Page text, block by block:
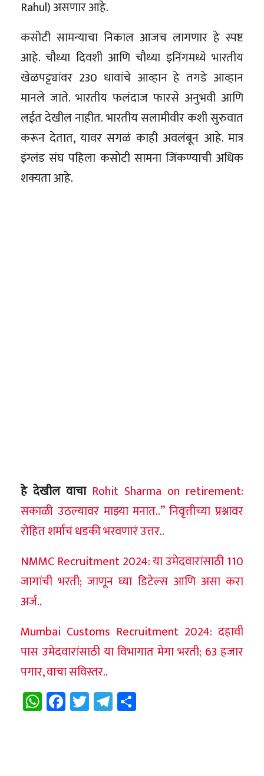
Rahul) असणार आहे.
कसोटी सामन्याचा निकाल आजच लागणार हे स्पष्ट
आहे. चौथ्या दिवशी आणि चौथ्या इनिंगमध्ये भारतीय
खेळपट्ट्यांवर 230 धावांचे आव्हान हे तगडे आव्हान
मानले जाते. भारतीय फलंदाज फारसे अनुभवी आणि
लईत देखील नाहीत. भारतीय सलामीवीर कशी सुरुवात
करून देतात, यावर सगळं काही अवलंबून आहे. मात्र
इंग्लंड संघ पहिला कसोटी सामना जिंकण्याची अधिक
शक्यता आहे.
हे देखील वाचा Rohit Sharma on retirement:
सकाळी उठल्यावर माझ्या मनात..” निवृत्तीच्या प्रश्नावर
रोहित शर्माचं धडकी भरवणारं उत्तर..
NMMC Recruitment 2024: या उमेदवारांसाठी 110
जागांची भरती; जाणून घ्या डिटेल्स आणि असा करा
अर्ज..
Mumbai Customs Recruitment 2024: दहावी
पास उमेदवारांसाठी या विभागात मेगा भरती; 63 हजार
पगार, वाचा सविस्तर..
WhatsApp
Facebook
TwitterTelegram